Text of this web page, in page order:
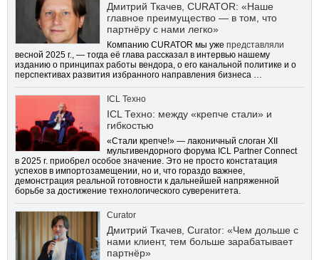
Дмитрий Ткачев, CURATOR: «Наше
главное преимущество — в том, что
партнёру с нами легко»
Компанию CURATOR мы уже представляли
весной 2025 г., — тогда её глава рассказал в интервью нашему
изданию о принципах работы вендора, о его канальной политике и о
перспективах развития избранного направления бизнеса …
ICL Техно
ICL Техно: между «крепче стали» и
гибкостью
«Стали крепче!» — лаконичный слоган XII
мультивендорного форума ICL Partner Connect
в 2025 г. приобрел особое значение. Это не просто констатация
успехов в импортозамещении, но и, что гораздо важнее,
демонстрация реальной готовности к дальнейшей напряженной
борьбе за достижение технологического суверенитета.
Curator
Дмитрий Ткачев, Curator: «Чем дольше с
нами клиент, тем больше зарабатывает
партнёр»